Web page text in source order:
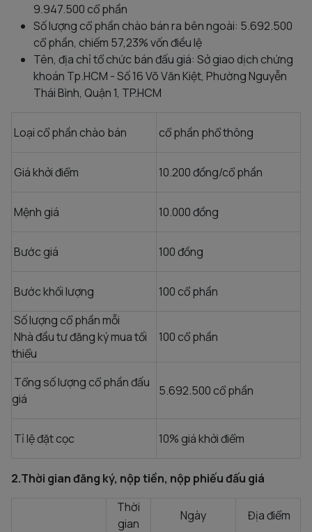
9.947.500 cổ phần
Số lượng cổ phần chào bán ra bên ngoài: 5.692.500
cổ phần, chiếm 57,23% vốn điều lệ
Tên, địa chỉ tổ chức bán đấu giá: Sở giao dịch chứng
khoán Tp.HCM - Số 16 Võ Văn Kiệt, Phường Nguyễn
Thái Bình, Quận 1, TP.HCM
Loại cổ phần chào bán cổ phần phổ thông
Giá khởi điểm 10.200 đồng/cổ phần
Mệnh giá 10.000 đồng
Bước giá 100 đồng
Bước khối lượng
100 cổ phần
Số lượng cổ phần mỗi
Nhà đầu tư đăng ký mua tối
thiểu
100 cổ phần
Tổng số lượng cổ phần đấu
giá
5.692.500 cổ phần
Tỉ lệ đặt cọc 10% giá khởi điểm
2.Thời gian đăng ký, nộp tiền, nộp phiếu đấu giá
Thời
gian
Ngày Địa điểm